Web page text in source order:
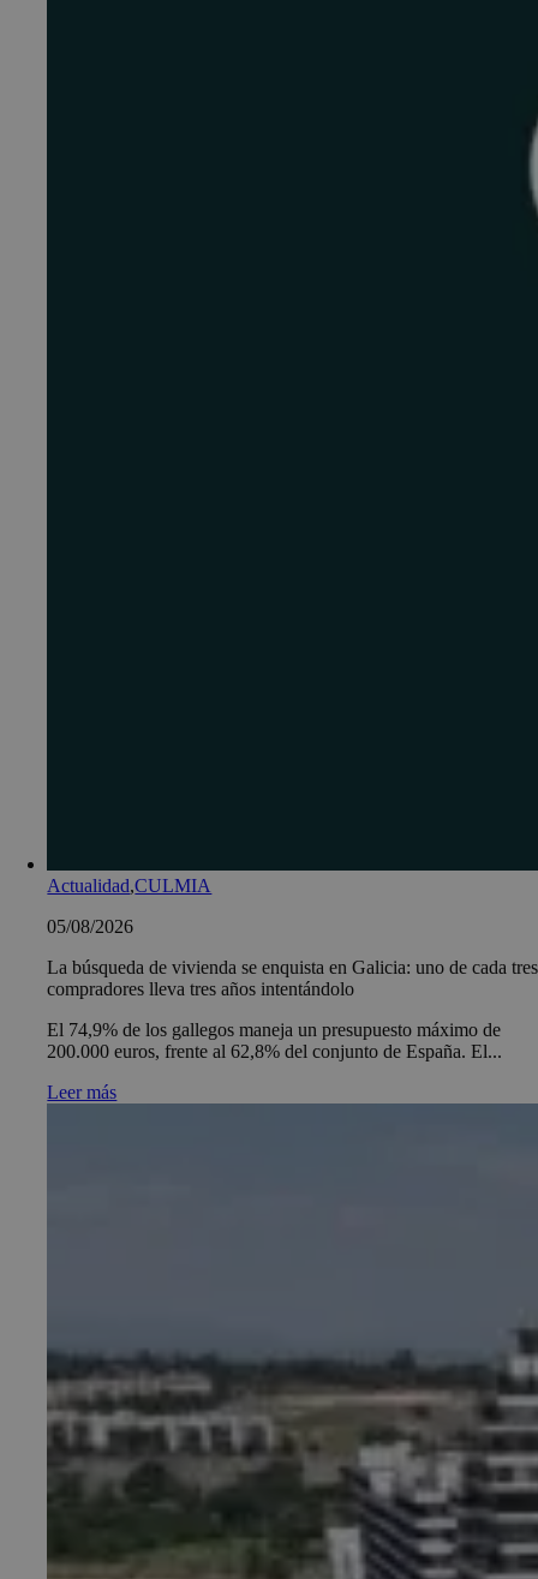
Actualidad,CULMIA
05/08/2026
La búsqueda de vivienda se enquista en Galicia: uno de cada tres
compradores lleva tres años intentándolo
El 74,9% de los gallegos maneja un presupuesto máximo de
200.000 euros, frente al 62,8% del conjunto de España. El...
Leer más